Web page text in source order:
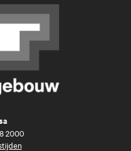
2000